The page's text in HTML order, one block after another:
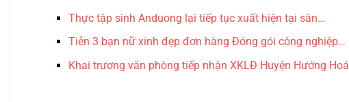
Thực tập sinh Anduong lại tiếp tục xuất hiện tại sân…
Tiễn 3 bạn nữ xinh đẹp đơn hàng Đóng gói công nghiệp…
Khai trương văn phòng tiếp nhận XKLĐ Huyện Hướng Hoá